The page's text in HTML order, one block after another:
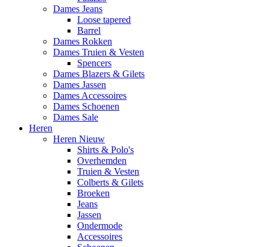
Dames Jeans
Loose tapered
Barrel
Dames Rokken
Dames Truien & Vesten
Spencers
Dames Blazers & Gilets
Dames Jassen
Dames Accessoires
Dames Schoenen
Dames Sale
Heren
Heren Nieuw
Shirts & Polo's
Overhemden
Truien & Vesten
Colberts & Gilets
Broeken
Jeans
Jassen
Ondermode
Accessoires